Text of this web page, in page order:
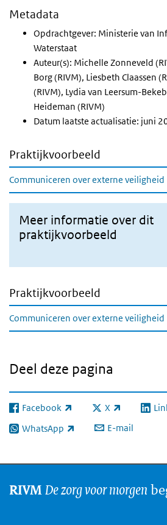
Metadata
Opdrachtgever: Ministerie van
Waterstaat
Auteur(s): Michelle Zonneveld
Borg (RIVM), Liesbeth Claassen
(RIVM), Lydia van Leersum-
Heideman (RIVM)
Datum laatste actualisatie: juni
Praktijkvoorbeeld
Communiceren over externe veiligheid
Meer informatie over dit
praktijkvoorbeeld
Praktijkvoorbeeld
Communiceren over externe veiligheid
Deel deze pagina
Facebook
(externe link) X
(externe link)
WhatsApp
(externe link) E-mail
RIVMDe zorg voor morgen